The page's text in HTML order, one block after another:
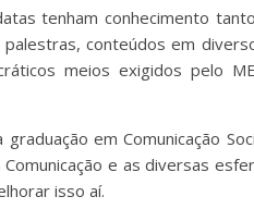
tenham conhecimento
conteúdos em
meios exigidos pelo
em Comunicação
e as diversas
isso aí.